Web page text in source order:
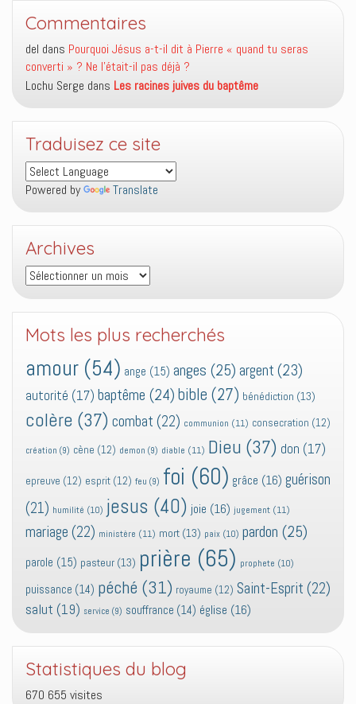
Commentaires
del dans Pourquoi Jésus a-t-il dit à Pierre « quand tu seras
converti » ? Ne l’était-il pas déjà ?
Lochu Serge dans Les racines juives du baptême
Traduisez ce site
Powered by Translate
Archives
Archives
Mots les plus recherchés
amour (54) ange (15) anges (25) argent (23)
autorité (17) baptême (24) bible (27) bénédiction (13)
colère (37) combat (22) communion (11) consecration (12)
création (9) cène (12) demon (9) diable (11) Dieu (37) don (17)
epreuve (12) esprit (12) feu (9) foi (60) grâce (16) guérison
(21) humilité (10) jesus (40) joie (16) jugement (11)
mariage (22) ministère (11) mort (13) paix (10) pardon (25)
parole (15) pasteur (13) prière (65) prophete (10)
puissance (14) péché (31) royaume (12) Saint-Esprit (22)
salut (19) service (9) souffrance (14) église (16)
Statistiques du blog
670 655 visites